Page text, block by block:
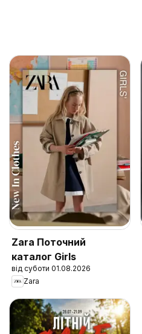
Zara Поточний
каталог Girls
від суботи 01.08.2026
Zara